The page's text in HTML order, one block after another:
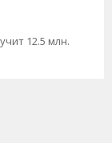
12.5 млн.